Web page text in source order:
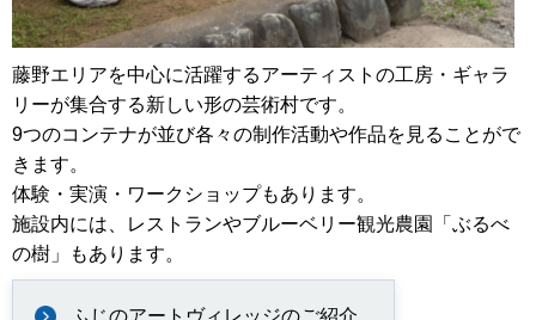
藤野エリアを中心に活躍するアーティストの工房・ギャラ
リーが集合する新しい形の芸術村です。
9つのコンテナが並び各々の制作活動や作品を見ることがで
きます。
体験・実演・ワークショップもあります。
施設内には、レストランやブルーベリー観光農園「ぶるべ
の樹」もあります。